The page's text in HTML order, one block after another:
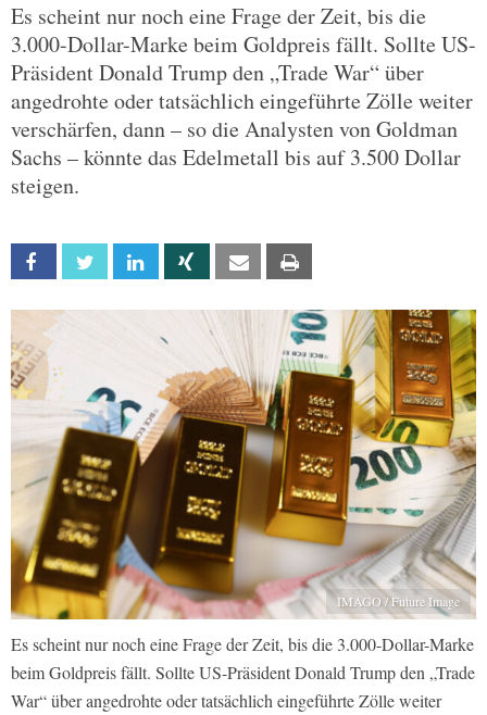
Es scheint nur noch eine Frage der Zeit, bis die
3.000-Dollar-Marke beim Goldpreis fällt. Sollte US-
Präsident Donald Trump den „Trade War“ über
angedrohte oder tatsächlich eingeführte Zölle weiter
verschärfen, dann – so die Analysten von Goldman
Sachs – könnte das Edelmetall bis auf 3.500 Dollar
steigen.
Facebook Twitter Linkedin Xing Email
IMAGO / Future Image
Es scheint nur noch eine Frage der Zeit, bis die 3.000-Dollar-Marke
beim Goldpreis fällt. Sollte US-Präsident Donald Trump den „Trade
War“ über angedrohte oder tatsächlich eingeführte Zölle weiter